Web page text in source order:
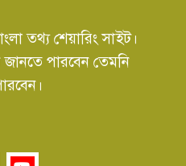
তথ্য শেয়ারিং সাইট।
পারবেন তেমনি